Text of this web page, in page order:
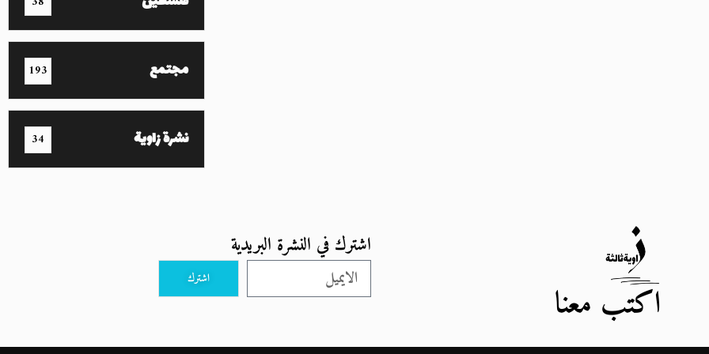
مجتمع 193
نشرة زاوية 34
اكتب معنا
اشترك في النشرة البريدية
اشترك